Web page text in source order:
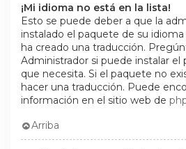
¡Mi idioma no está en la lista!
Esto se puede deber a que la
instalado el paquete de su
ha creado una traducción.
Administrador si puede instalar el
que necesita. Si el paquete no
hacer una traducción. Puede
información en el sitio web de
Arriba